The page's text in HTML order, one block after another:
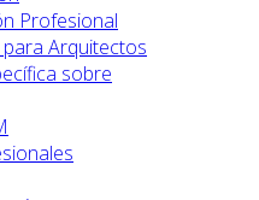
Profesional
Arquitectos
sobre